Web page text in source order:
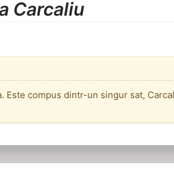
Carcaliu
compus dintr-un singur sat,